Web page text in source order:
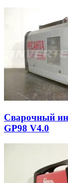
Сварочный
GP98 V4.0